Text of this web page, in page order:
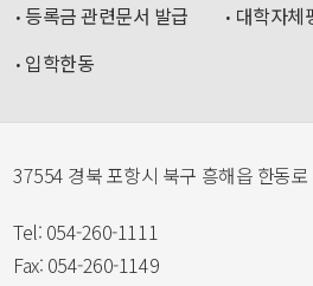
등록금 관련문서 발급
대학자체
입학한동
37554 경북 포항시 북구 흥해읍 한동
Tel: 054-260-1111
Fax: 054-260-1149